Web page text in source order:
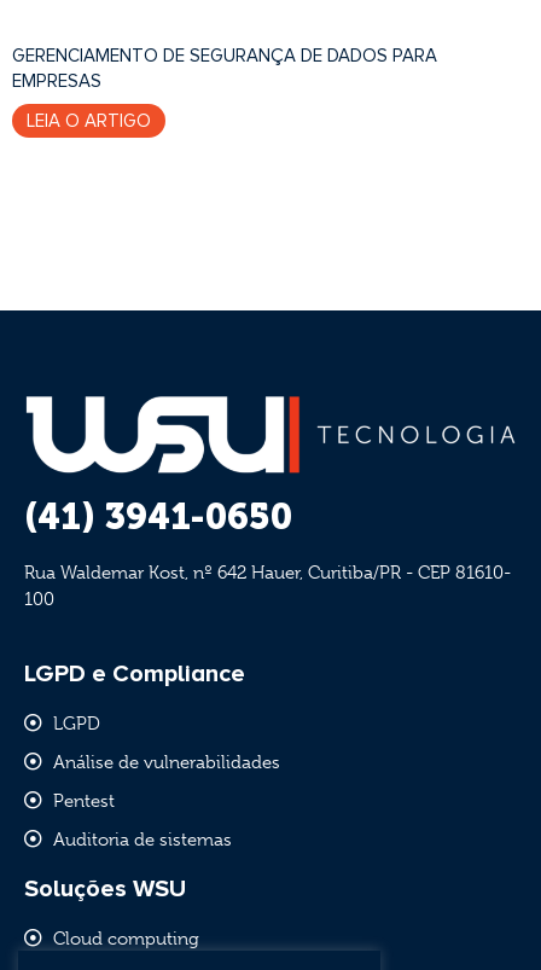
GERENCIAMENTO DE SEGURANÇA DE DADOS PARA
EMPRESAS
LEIA O ARTIGO
(41) 3941-0650
Rua Waldemar Kost, nº 642 Hauer, Curitiba/PR - CEP 81610-
100
LGPD e Compliance
LGPD
Análise de vulnerabilidades
Pentest
Auditoria de sistemas
Soluções WSU
Cloud computing